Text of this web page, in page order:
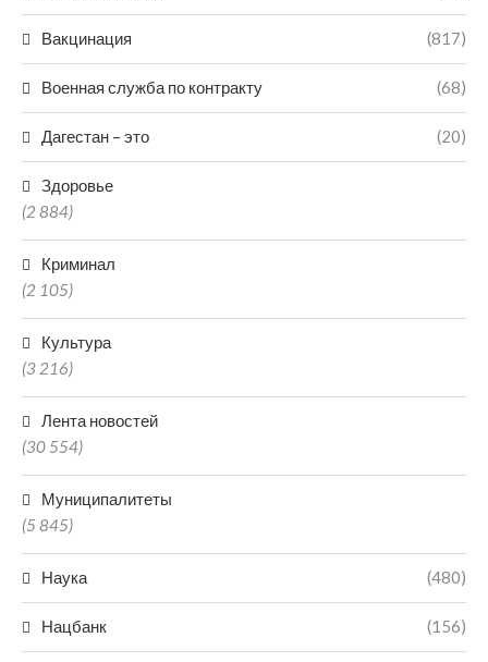
Вакцинация (817)
Военная служба по контракту (68)
Дагестан – это (20)
Здоровье
(2 884)
Криминал
(2 105)
Культура
(3 216)
Лента новостей
(30 554)
Муниципалитеты
(5 845)
Наука (480)
Нацбанк (156)